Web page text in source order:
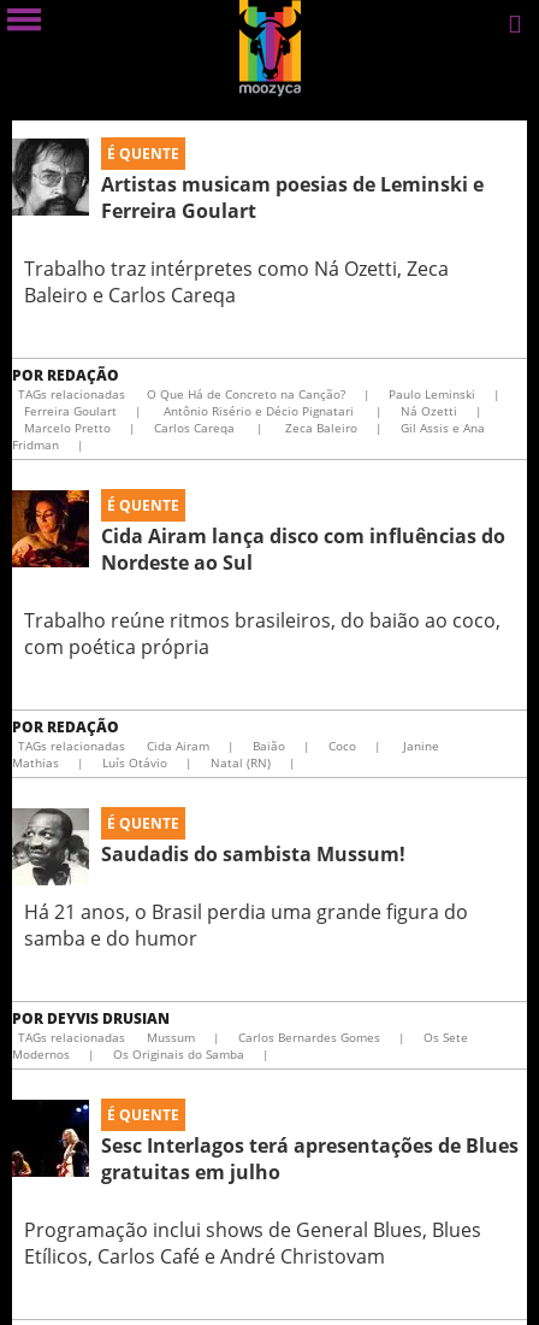
É QUENTE
Artistas musicam poesias de Leminski e
Ferreira Goulart
Trabalho traz intérpretes como Ná Ozetti, Zeca
Baleiro e Carlos Careqa
POR REDAÇÃO
TAGs relacionadas O Que Há de Concreto na Canção? | Paulo Leminski
|
Ferreira Goulart
| Antônio Risério e Décio Pignatari | Ná Ozetti
|
Marcelo Pretto
| Carlos Careqa | Zeca Baleiro |
Gil Assis e Ana
Fridman
|
É QUENTE
Cida Airam lança disco com influências do
Nordeste ao Sul
Trabalho reúne ritmos brasileiros, do baião ao coco,
com poética própria
POR REDAÇÃO
TAGs relacionadas Cida Airam | Baião | Coco |
Janine
Mathias
| Luís Otávio | Natal (RN) |
É QUENTE
Saudadis do sambista Mussum!
Há 21 anos, o Brasil perdia uma grande figura do
samba e do humor
POR DEYVIS DRUSIAN
TAGs relacionadas Mussum | Carlos Bernardes Gomes |
Os Sete
Modernos
| Os Originais do Samba |
É QUENTE
Sesc Interlagos terá apresentações de Blues
gratuitas em julho
Programação inclui shows de General Blues, Blues
Etílicos, Carlos Café e André Christovam